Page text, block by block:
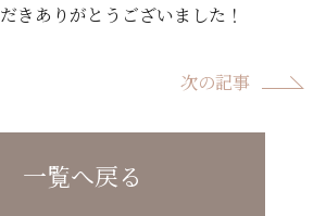
きありがとうございました！
次の記事
一覧へ戻る